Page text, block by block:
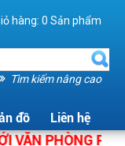
hàng: 0 Sản phẩm
Tìm kiếm nâng cao
đồ Liên hệ
PHÒNG PHẨM